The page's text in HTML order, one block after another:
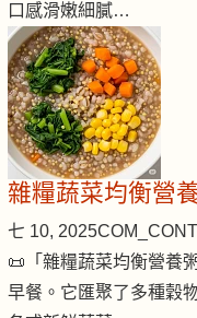
口感滑嫩細膩…
雜糧蔬菜均衡營
七 10, 2025
📜「雜糧蔬菜均衡營養
早餐。它匯聚了多種穀